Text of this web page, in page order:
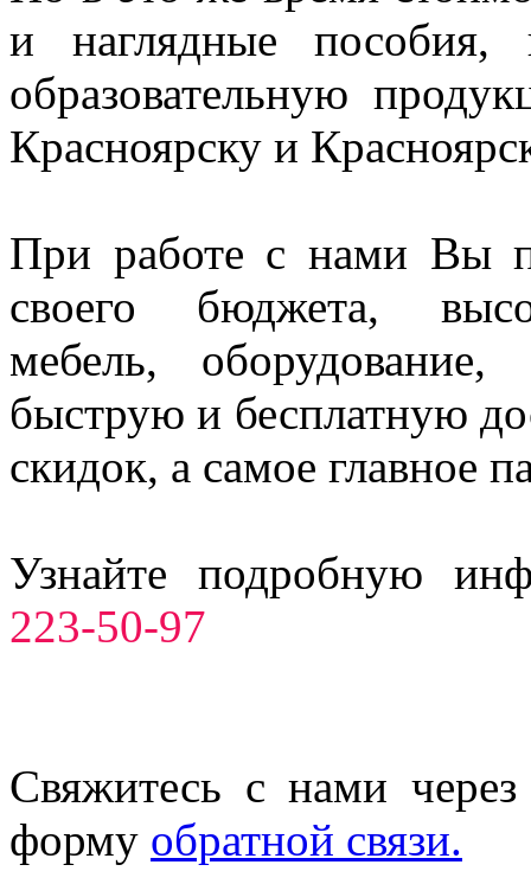
и наглядные
образовательную
Красноярску и
При работе с нами Вы
своего бюджета,
мебель,
быструю и бесплатную
скидок, а самое главное
Узнайте подробную
223-50-97
Свяжитесь с нами
форму обратной связи.